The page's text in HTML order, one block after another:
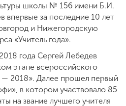
школы № 156 имени Б.И.
впервые за последние 10 лет
и Нижегородскую
«Учитель года».
года Сергей Лебедев
этапе всероссийского
— 2018». Далее прошел первый
в котором участвовало 85
на звание лучшего учителя